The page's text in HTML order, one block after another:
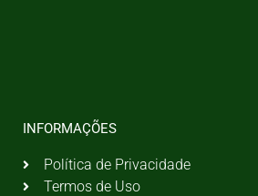
INFORMAÇÕES
Política de Privacidade
Termos de Uso